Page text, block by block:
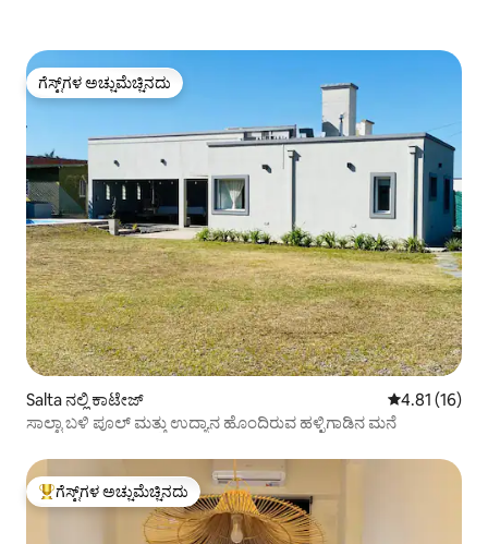
ಗೆಸ್ಟ್‌ಗಳ ಅಚ್ಚುಮೆಚ್ಚಿನದು
ಗೆಸ್ಟ್‌ಗಳ ಅಚ್ಚುಮೆಚ್ಚಿನದು
Salta ನಲ್ಲಿ ಕಾಟೇಜ್ 5 ರಲ್ಲಿ 4.81
4.81 (16)
ಸಾಲ್ಟಾ ಬಳಿ ಪೂಲ್ ಮತ್ತು ಉದ್ಯಾನ ಹೊಂದಿರುವ ಹಳ್ಳಿಗಾಡಿನ ಮನೆ
ಗೆಸ್ಟ್‌ಗಳಿಗೆ ಅತಿ ಹೆಚ್ಚು ಅಚ್ಚುಮೆಚ್ಚಿನದು
ಗೆಸ್ಟ್‌ಗಳ ಅಚ್ಚುಮೆಚ್ಚಿನದು